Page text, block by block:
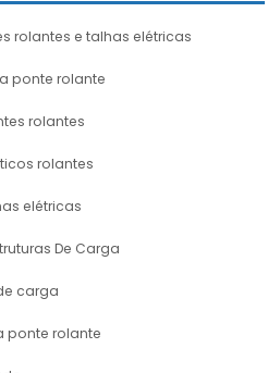
rolantes e talhas elétricas
ponte rolante
rolantes
rolantes
elétricas
De Carga
carga
ponte rolante